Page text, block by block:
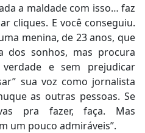
a maldade com isso… faz
cliques. E você conseguiu.
menina, de 23 anos, que
dos sonhos, mas procura
e sem prejudicar
sua voz como jornalista
as outras pessoas. Se
pra fazer, faça. Mas
um pouco admiráveis”.